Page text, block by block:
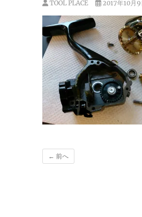
TOOL PLACE 2017年10月9
← 前へ